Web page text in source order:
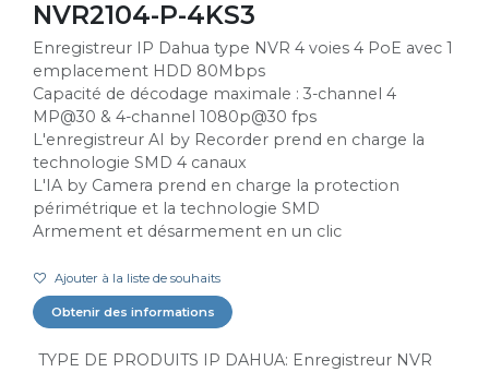
NVR2104-P-4KS3
Enregistreur IP Dahua type NVR 4 voies 4 PoE avec 1
emplacement HDD 80Mbps
Capacité de décodage maximale : 3-channel 4
MP@30 & 4-channel 1080p@30 fps
L'enregistreur AI by Recorder prend en charge la
technologie SMD 4 canaux
L'IA by Camera prend en charge la protection
périmétrique et la technologie SMD
Armement et désarmement en un clic
Ajouter à la liste de souhaits
Obtenir des informations
TYPE DE PRODUITS IP DAHUA: Enregistreur NVR